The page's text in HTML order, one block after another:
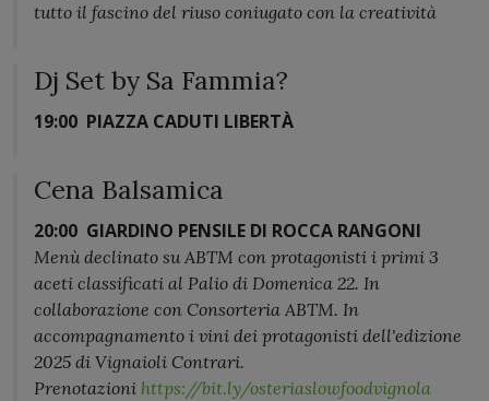
tutto il fascino del riuso coniugato con la creatività
Dj Set by Sa Fammia?
19:00 PIAZZA CADUTI LIBERTÀ
Cena Balsamica
20:00 GIARDINO PENSILE DI ROCCA RANGONI
Menù declinato su ABTM con protagonisti i primi 3
aceti classificati al Palio di Domenica 22. In
collaborazione con Consorteria ABTM. In
accompagnamento i vini dei protagonisti dell'edizione
2025 di Vignaioli Contrari.
Prenotazioni https://bit.ly/osteriaslowfoodvignola